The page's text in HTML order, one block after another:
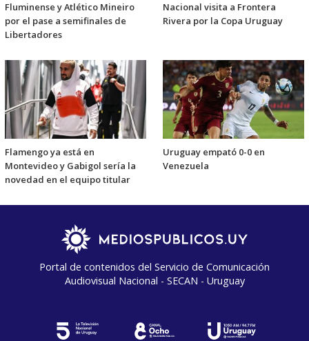
Fluminense y Atlético Mineiro
por el pase a semifinales de
Libertadores
Nacional visita a Frontera
Rivera por la Copa Uruguay
Flamengo ya está en
Montevideo y Gabigol sería la
novedad en el equipo titular
Uruguay empató 0-0 en
Venezuela
Portal de contenidos del Servicio de Comunicación
Audiovisual Nacional - SECAN - Uruguay